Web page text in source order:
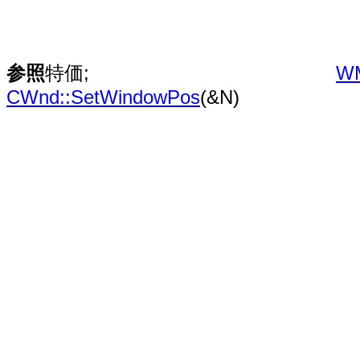
参照特価;
CWnd::SetWindowPos(&N)